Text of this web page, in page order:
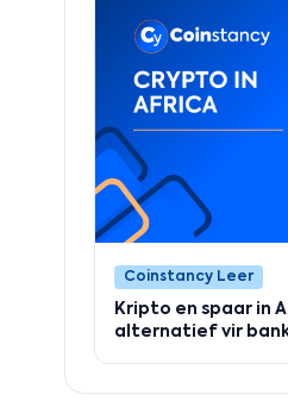
Coinstancy Leer
Kripto en spaar in
alternatief vir